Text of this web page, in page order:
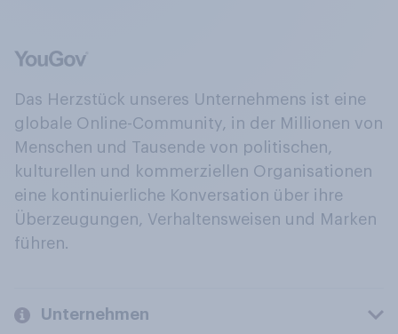
Das Herzstück unseres Unternehmens ist eine
globale Online-Community, in der Millionen von
Menschen und Tausende von politischen,
kulturellen und kommerziellen Organisationen
eine kontinuierliche Konversation über ihre
Überzeugungen, Verhaltensweisen und Marken
führen.
Unternehmen